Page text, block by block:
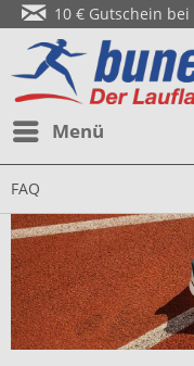
10 € Gutschein bei
Menü
FAQ